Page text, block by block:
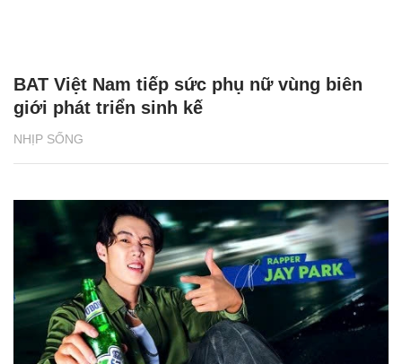
NHỊP SỐNG
BAT Việt Nam tiếp sức phụ nữ vùng biên
giới phát triển sinh kế